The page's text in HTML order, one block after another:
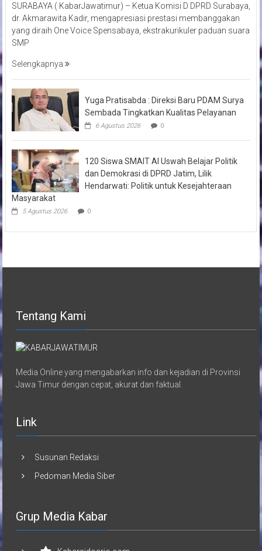
SURABAYA ( KabarJawatimur) – Ketua Komisi D DPRD Surabaya,
dr. Akmarawita Kadir, mengapresiasi prestasi membanggakan
yang diraih One Voice Spensabaya, ekstrakurikuler paduan suara
SMP
Selengkapnya
Yuga Pratisabda : Direksi Baru PDAM Surya
Sembada Tingkatkan Kualitas Pelayanan
6 Agustus 2026 0
120 Siswa SMAIT Al Uswah Belajar Politik
dan Demokrasi di DPRD Jatim, Lilik
Hendarwati: Politik untuk Kesejahteraan
Masyarakat
5 Agustus 2026 0
Tentang Kami
Media Online yang mengabarkan info dan kejadian di Provinsi
Jawa Timur dengan cepat, akurat dan faktual.
Link
Susunan Redaksi
Pedoman Media Siber
Grup Media Kabar